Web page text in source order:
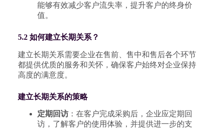
能够有效减少客户流失率，提升客户的终身价
值。
5.2 如何建立长期关系？
建立长期关系需要企业在售前、售中和售后各个环节
都提供优质的服务和关怀，确保客户始终对企业保持
高度的满意度。
建立长期关系的策略
定期回访：在客户完成采购后，企业应定期回
访，了解客户的使用体验，并提供进一步的支